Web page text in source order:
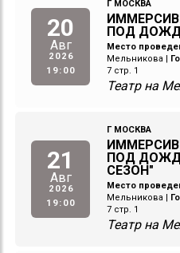
20
Авг
2026
19:00
Г МОСКВА
ПОД
Место
Мельникова
7 стр. 1
Театр на
21
Авг
2026
19:00
Г МОСКВА
ПОД
СЕЗОН"
Место
Мельникова
7 стр. 1
Театр на